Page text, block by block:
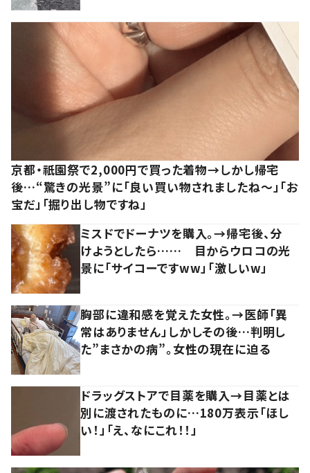
京都・祇園祭で2,000円で買った着物→しかし帰宅
後…“驚きの光景”に「良い買い物されましたね～」「お
宝だ」「掘り出し物ですね」
ミスドでドーナツを購入。→帰宅後、分
けようとしたら…… 目からウロコの光
景に「サイコーですww」「激しいw」
胸部に違和感を覚えた女性。→医師「異
常はありません」しかしその後…判明し
た”まさかの病”。女性の現在に迫る
ドラッグストアで目薬を購入→目薬とは
別に渡されたものに…180万表示「ほし
い！」「え、なにこれ！！」